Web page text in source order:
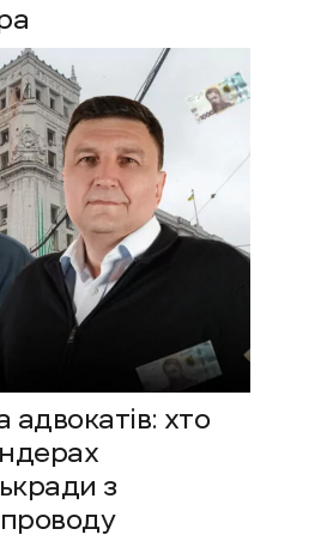
адвокатів: хто
з